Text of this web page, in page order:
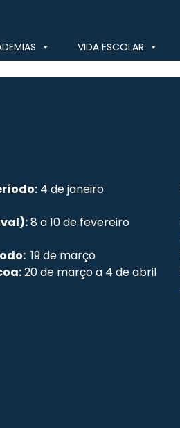
VIDA ESCOLAR
4 de janeiro
8 a 10 de fevereiro
19 de março
20 de março a 4 de abril